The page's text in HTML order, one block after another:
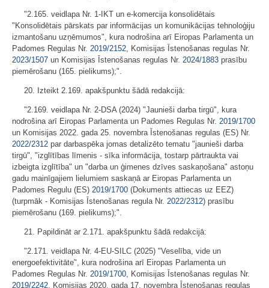
"2.165. veidlapa Nr. 1-IKT un e-komercija konsolidētais
"Konsolidētais pārskats par informācijas un komunikācijas tehnoloģiju
izmantošanu uzņēmumos", kura nodrošina arī Eiropas Parlamenta un
Padomes Regulas Nr. 2019/2152, Komisijas Īstenošanas regulas Nr.
2023/1507 un Komisijas Īstenošanas regulas Nr. 2024/1883 prasību
piemērošanu (165. pielikums);".
20. Izteikt 2.169. apakšpunktu šādā redakcijā:
"2.169. veidlapa Nr. 2-DSA (2024) "Jaunieši darba tirgū", kura
nodrošina arī Eiropas Parlamenta un Padomes Regulas Nr. 2019/1700
un Komisijas 2022. gada 25. novembra Īstenošanas regulas (ES) Nr.
2022/2312 par darbaspēka jomas detalizēto tematu "jaunieši darba
tirgū", "izglītības līmenis - sīka informācija, tostarp pārtraukta vai
izbeigta izglītība" un "darba un ģimenes dzīves saskaņošana" astoņu
gadu mainīgajiem lielumiem saskaņā ar Eiropas Parlamenta un
Padomes Regulu (ES) 2019/1700 (Dokuments attiecas uz EEZ)
(turpmāk - Komisijas Īstenošanas regula Nr. 2022/2312) prasību
piemērošanu (169. pielikums);".
21. Papildināt ar 2.171. apakšpunktu šādā redakcijā:
"2.171. veidlapa Nr. 4-EU-SILC (2025) "Veselība, vide un
energoefektivitāte", kura nodrošina arī Eiropas Parlamenta un
Padomes Regulas Nr. 2019/1700, Komisijas Īstenošanas regulas Nr.
2019/2242, Komisijas 2020. gada 17. novembra Īstenošanas regulas